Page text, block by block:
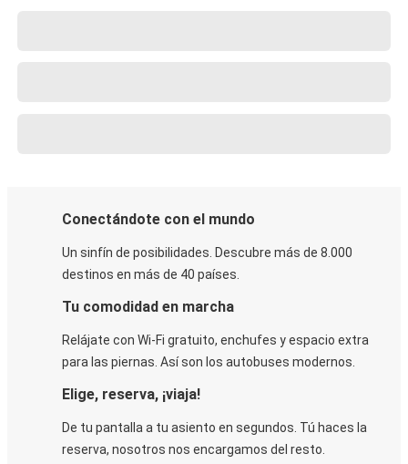
Conectándote con el mundo
Un sinfín de posibilidades. Descubre más de 8.000
destinos en más de 40 países.
Tu comodidad en marcha
Relájate con Wi-Fi gratuito, enchufes y espacio extra
para las piernas. Así son los autobuses modernos.
Elige, reserva, ¡viaja!
De tu pantalla a tu asiento en segundos. Tú haces la
reserva, nosotros nos encargamos del resto.